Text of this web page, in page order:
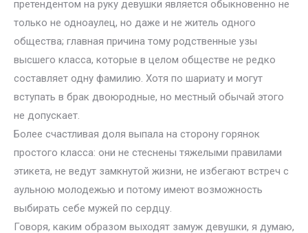
претендентом на руку девушки является обыкновенно не
только не одноаулец, но даже и не житель одного
общества; главная причина тому родственные узы
высшего класса, которые в целом обществе не редко
составляет одну фамилию. Хотя по шариату и могут
вступать в брак двоюродные, но местный обычай этого
не допускает.
Более счастливая доля выпала на сторону горянок
простого класса: они не стеснены тяжелыми правилами
этикета, не ведут замкнутой жизни, не избегают встреч с
аульною молодежью и потому имеют возможность
выбирать себе мужей по сердцу.
Говоря, каким образом выходят замуж девушки, я думаю,